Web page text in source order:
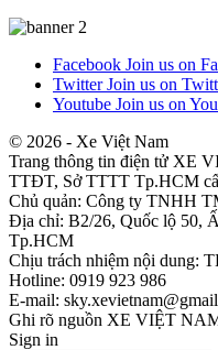
Facebook Join us on
Twitter Join us on
Youtube Join us on
© 2026 - Xe Việt Nam
Trang thông tin điện tử XE
TTĐT, Sở TTTT Tp.HCM
Chủ quản: Công ty TNHH
Địa chỉ: B2/26, Quốc lộ 50,
Tp.HCM
Chịu trách nhiệm nội dung:
Hotline: 0919 923 986
E-mail:
Ghi rõ nguồn XE VIỆT
Sign in